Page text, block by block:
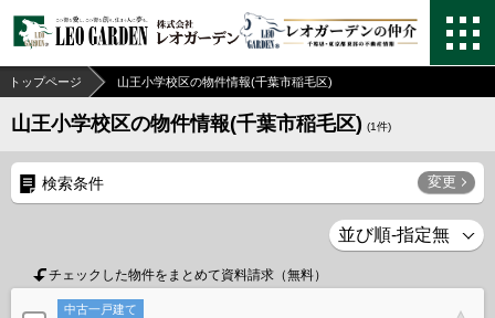
トップページ 山王小学校区の物件情報(千葉市稲毛区)
山王小学校区の物件情報(千葉市稲毛区) (1件)
検索条件 変更
チェックした物件をまとめて資料請求（無料）
中古一戸建て